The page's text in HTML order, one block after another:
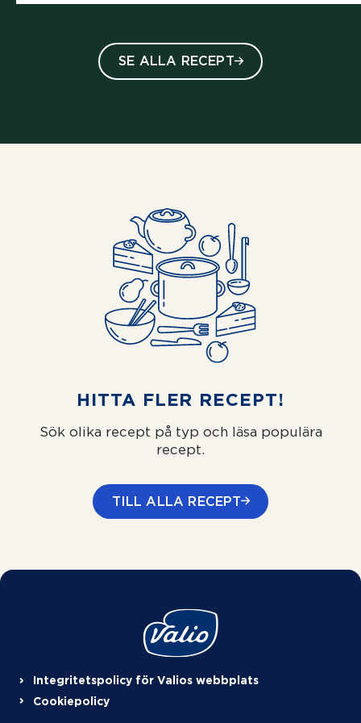
SE ALLA RECEPT
HITTA FLER RECEPT!
Sök olika recept på typ och läsa populära
recept.
TILL ALLA RECEPT
Integritetspolicy för Valios webbplats
Cookiepolicy